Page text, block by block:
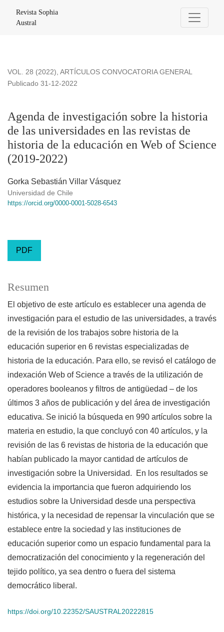
Revista Sophia
Austral
VOL. 28 (2022), ARTÍCULOS CONVOCATORIA GENERAL
Agenda de investigación sobre la historia
de las universidades en las revistas de
historia de la educación en Web of Science
(2019-2022)
Publicado 31-12-2022
Gorka Sebastián Villar Vásquez
Universidad de Chile
https://orcid.org/0000-0001-5028-6543
PDF
Resumen
El objetivo de este artículo es establecer una agenda de
investigación para el estudio de las universidades, a través
de la revisión de los trabajos sobre historia de la
educación superior en 6 revistas especializadas de
historia de la educación. Para ello, se revisó el catálogo de
indexación Web of Science a través de la utilización de
operadores booleanos y filtros de antigüedad – de los
últimos 3 años de publicación y del área de investigación
educativa. Se inició la búsqueda en 990 artículos sobre la
materia en estudio, la que concluyó con 40 artículos, y la
revisión de las 6 revistas de historia de la educación que
habían publicado la mayor cantidad de artículos de
investigación sobre la Universidad. En los resultados se
evidencia la importancia que fueron adquiriendo los
estudios sobre la Universidad desde una perspectiva
histórica, y la necesidad de repensar la vinculación que se
establece entre la sociedad y las instituciones de
educación superior como un espacio fundamental para la
democratización del conocimiento y la regeneración del
tejido político, ya sea dentro o fuera del sistema
democrático liberal.
https://doi.org/10.22352/SAUSTRAL20222815